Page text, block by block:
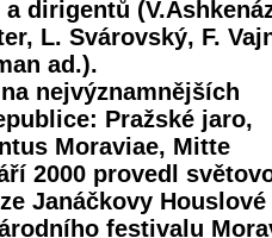
dirigentů
L. Svárovský, F.
ad.).
nejvýznamnějších
Pražské jaro,
Moraviae, Mitte
2000 provedl
Janáčkovy Houslové
festivalu